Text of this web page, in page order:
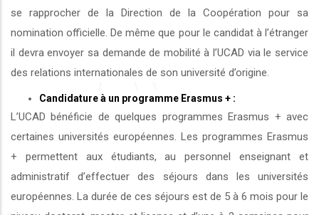
se rapprocher de la Direction de la Coopération pour sa
nomination officielle. De même que pour le candidat à l’étranger
il devra envoyer sa demande de mobilité à l’UCAD via le service
des relations internationales de son université d’origine.
Candidature à un programme Erasmus + :
L’UCAD bénéficie de quelques programmes Erasmus + avec
certaines universités européennes. Les programmes Erasmus
+ permettent aux étudiants, au personnel enseignant et
administratif d’effectuer des séjours dans les universités
européennes. La durée de ces séjours est de 5 à 6 mois pour le